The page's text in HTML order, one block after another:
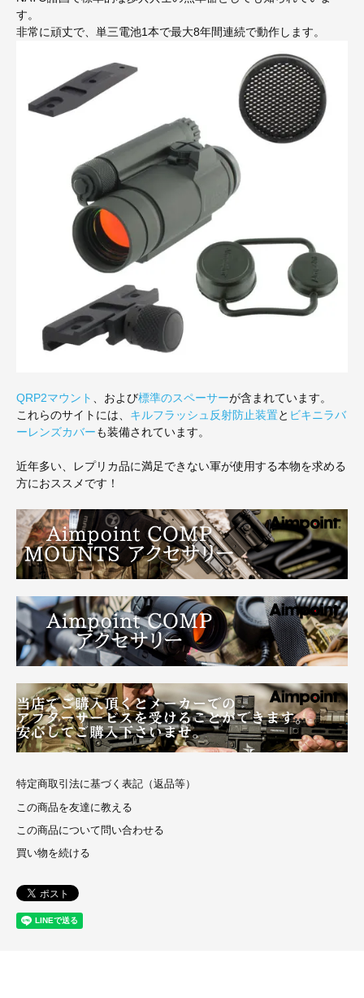
す。
非常に頑丈で、単三電池1本で最大8年間連続で動作します。
QRP2マウント 、および標準のスペーサーが含まれています。
これらのサイトには、 キルフラッシュ反射防止装置と ビキニラバ
ーレンズカバーも装備されています。
近年多い、レプリカ品に満足できない軍が使用する本物を求める
方におススメです！
特定商取引法に基づく表記（返品等）
この商品を友達に教える
この商品について問い合わせる
買い物を続ける